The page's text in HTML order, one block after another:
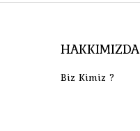
HAKKIMIZDA
Biz Kimiz ?